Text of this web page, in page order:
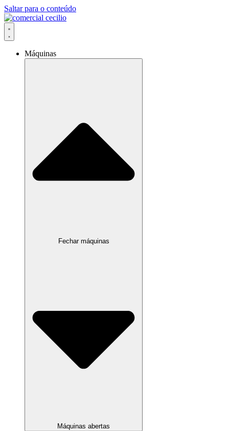
Saltar para o conteúdo
Máquinas
Fechar máquinas
Máquinas abertas